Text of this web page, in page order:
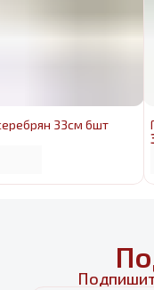
33см 6шт